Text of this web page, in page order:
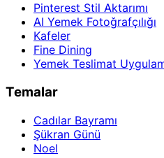
Pinterest Stil Aktarımı
AI Yemek Fotoğrafçılığı
Kafeler
Fine Dining
Yemek Teslimat
Temalar
Cadılar Bayramı
Şükran Günü
Noel